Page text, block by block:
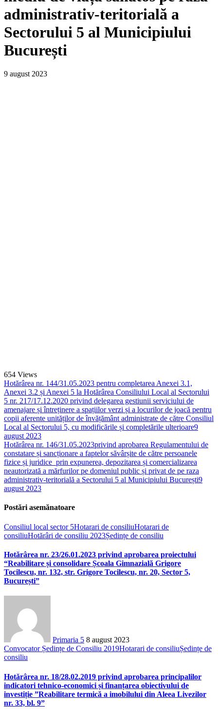
administrativ-teritorială a
Sectorului 5 al Municipiului
București
9 august 2023
654 Views
Hotărârea nr. 144/31.05.2023 pentru completarea Anexei 3.1,
Anexei 3.2 și Anexei 5 la Hotărârea Consiliului Local al Sectorului
5 nr. 217/17.12.2020 privind delegarea gestiunii serviciului de
amenajare și întreținere a spațiilor verzi și a locurilor de joacă pentru
copii aferente unităților de învățământ administrate de către Consiliul
Local al Sectorului 5, cu modificările și completările ulterioare9
august 2023
Hotărârea nr. 146/31.05.2023privind aprobarea Regulamentului de
constatare și sancționare a faptelor săvârșite de către persoanele
fizice și juridice prin expunerea, depozitarea și comercializarea
neautorizată a mărfurilor pe domeniul public și privat de pe raza
administrativ-teritorială a Sectorului 5 al Municipiului București9
august 2023
Postări asemănatoare
Consiliul local sector 5Hotarari de consiliuHotarari de
consiliuHotărâri de consiliu 2023Ședințe de consiliu
Hotărârea nr. 23/26.01.2023 privind aprobarea proiectului
“Reabilitare și consolidare Școala Gimnazială Grigore
Tocilescu, nr. 132, str. Grigore Tocilescu, nr. 20, Sector 5,
București”
Primaria 5 8 august 2023
Convocator Ședințe de Consiliu 2019Hotarari de consiliuȘedințe de
consiliu
Hotărârea nr. 18/28.02.2019 privind aprobarea principalilor
indicatori tehnico-economici și finanțarea obiectivului de
investiție ”Reabilitare termică a imobilului din Aleea Livezilor
nr. 33, bl. 9”